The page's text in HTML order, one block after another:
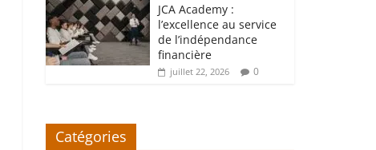
JCA Academy :
l’excellence au service
de l’indépendance
financière
juillet 22, 2026 0
Catégories